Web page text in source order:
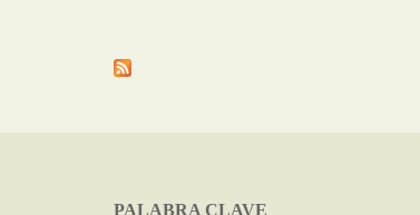
PALABRA CLAVE